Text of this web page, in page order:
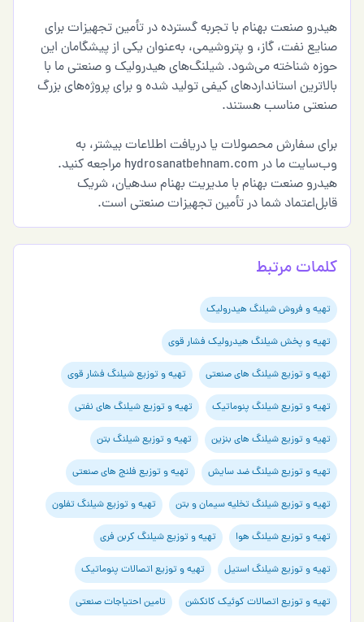
هیدرو صنعت بهنام با تجربه گسترده در تأمین تجهیزات برای
صنایع نفت، گاز، و پتروشیمی، به‌عنوان یکی از پیشگامان این
حوزه شناخته می‌شود. شیلنگ‌های هیدرولیک و صنعتی ما با
بالاترین استانداردهای کیفی تولید شده و برای پروژه‌های بزرگ
صنعتی مناسب هستند.
برای سفارش محصولات یا دریافت اطلاعات بیشتر، به
وب‌سایت ما در hydrosanatbehnam.com مراجعه کنید.
هیدرو صنعت بهنام با مدیریت بهنام سدهیان، شریک
قابل‌اعتماد شما در تأمین تجهیزات صنعتی است.
کلمات مرتبط
تهیه و فروش شیلنگ هیدرولیک
تهیه و پخش شیلنگ هیدرولیک فشار قوی
تهیه و توزیع شیلنگ های صنعتی تهیه و توزیع شیلنگ فشار قوی
تهیه و توزیع شیلنگ پنوماتیک تهیه و توزیع شیلنگ های نفتی
تهیه و توزیع شیلنگ های بنزین تهیه و توزیع شیلنگ بتن
تهیه و توزیع شیلنگ ضد سایش تهیه و توزیع فلنج های صنعتی
تهیه و توزیع شیلنگ تخلیه سیمان و بتن تهیه و توزیع شیلنگ تفلون
تهیه و توزیع شیلنگ هوا تهیه و توزیع شیلنگ کربن فری
تهیه و توزیع شیلنگ استیل تهیه و توزیع اتصالات پنوماتیک
تهیه و توزیع اتصالات کوئیک کانکشن تامین احتیاجات صنعتی